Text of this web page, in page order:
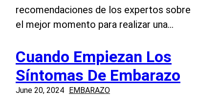
recomendaciones de los expertos sobre
el mejor momento para realizar una…
Cuando Empiezan Los
Síntomas De Embarazo
June 20, 2024 EMBARAZO